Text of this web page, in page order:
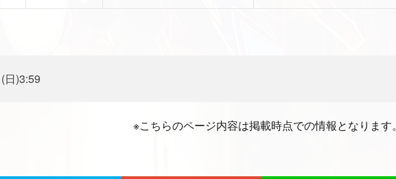
日)3:59
※こちらのページ内容は掲載時点での情報となります。